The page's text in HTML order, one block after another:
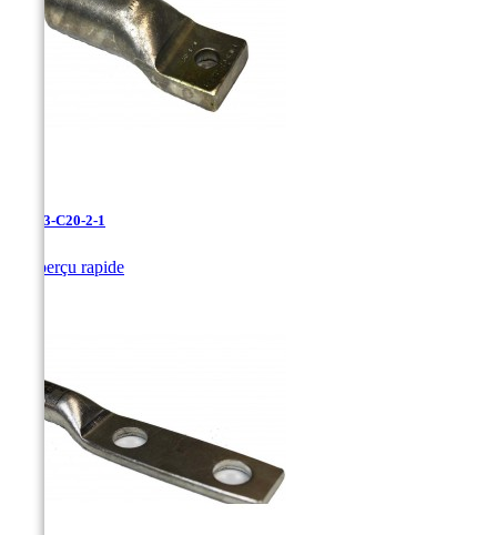
LAN-3-C20-2-1
Aperçu rapide